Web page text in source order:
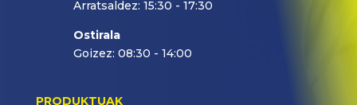
Arratsaldez: 15:30 - 17:30
Ostirala
Goizez: 08:30 - 14:00
PRODUKTUAK